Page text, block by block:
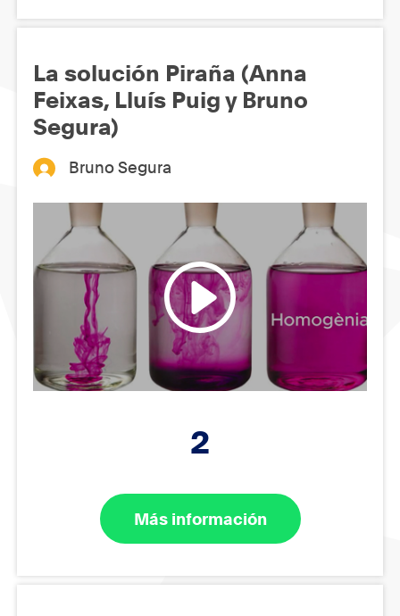
La solución Piraña (Anna
Feixas, Lluís Puig y Bruno
Segura)
Bruno Segura
2
Más información